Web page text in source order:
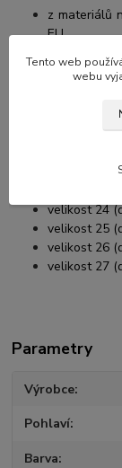
z materiálů
EU
z
teplotu
velikost 20
velikost 22
velikost 24
velikost 25
velikost 26
velikost 27
Parametry
Výrobce
Pohlaví
Barva
Tento web
webu